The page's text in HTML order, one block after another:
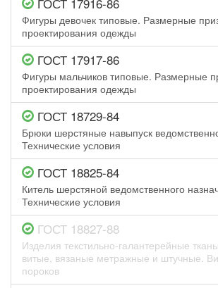
Фигуры девочек типовые. Размерные
проектирования одежды
ГОСТ 17917-86
Фигуры мальчиков типовые. Размерные
проектирования одежды
ГОСТ 18729-84
Брюки шерстяные навыпуск
Технические условия
ГОСТ 18825-84
Китель шерстяной ведомственного
Технические условия
ГОСТ 18827-88
Изделия текстильно-галантерейные
витые, вязаные метражные и штучные.
пороков